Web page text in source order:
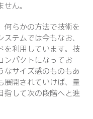
ん。
何らかの方法で技術を
テムでは今もなお、
を利用しています。技
ンパクトになってお
なサイズ感のものもあ
展開されていけば、量
指して次の段階へと進